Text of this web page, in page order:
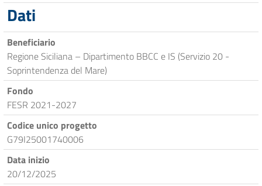
Dati
Beneficiario
Regione Siciliana – Dipartimento BBCC e IS (Servizio 20 -
Soprintendenza del Mare)
Fondo
FESR 2021-2027
Codice unico progetto
G79I25001740006
Data inizio
20/12/2025